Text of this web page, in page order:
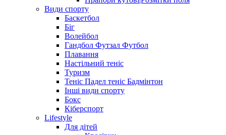
Види спорту
Баскетбол
Біг
Волейбол
Гандбол Футзал Футбол
Плавання
Настільний теніс
Туризм
Теніс Падел теніс Бадмінтон
Інші види спорту
Бокс
Кіберспорт
Lifestyle
Для дітей